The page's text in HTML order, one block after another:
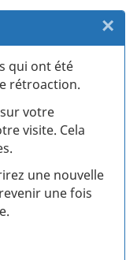
qui ont été
rétroaction.
votre
visite. Cela
une nouvelle
une fois
×